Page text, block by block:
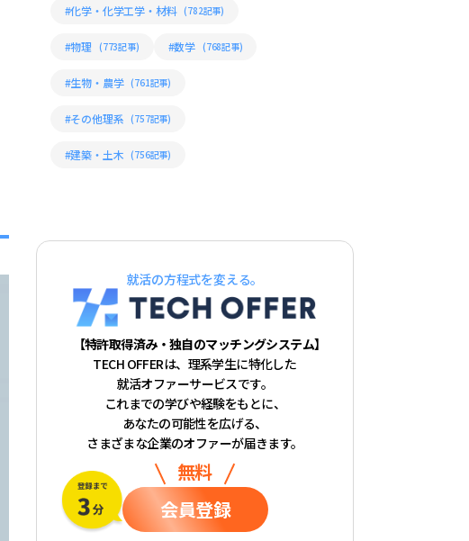
#化学・化学工学・材料 (782記事)
#物理 (773記事) #数学 (768記事)
#生物・農学 (761記事)
#その他理系 (757記事)
#建築・土木 (756記事)
就活の方程式を変える。
【特許取得済み・独自のマッチングシステム】
TECH OFFERは、理系学生に特化した
就活オファーサービスです。
これまでの学びや経験をもとに、
あなたの可能性を広げる、
さまざまな企業のオファーが届きます。
無料
会員登録